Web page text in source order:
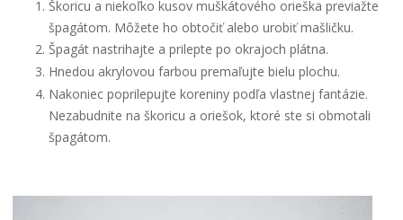
Škoricu a niekoľko kusov muškátového orieška previažte
špagátom. Môžete ho obtočiť alebo urobiť mašličku.
Špagát nastrihajte a prilepte po okrajoch plátna.
Hnedou akrylovou farbou premaľujte bielu plochu.
Nakoniec poprilepujte koreniny podľa vlastnej fantázie.
Nezabudnite na škoricu a oriešok, ktoré ste si obmotali
špagátom.